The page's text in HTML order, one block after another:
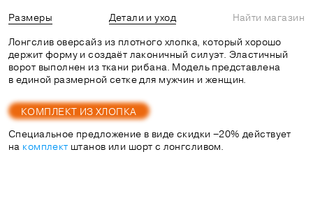
Размеры Детали и уход
Найти магазин
Лонгслив оверсайз из плотного хлопка, который хорошо
держит форму и создаёт лаконичный силуэт. Эластичный
ворот выполнен из ткани рибана. Модель представлена
в единой размерной сетке для мужчин и женщин.
КОМПЛЕКТ ИЗ ХЛОПКА
Специальное предложение в виде скидки −20% действует
на комплект штанов или шорт с лонгсливом.